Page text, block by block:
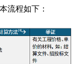
流程如下：